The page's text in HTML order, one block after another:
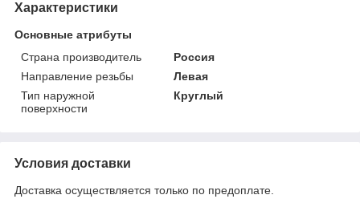
Характеристики
Основные атрибуты
Страна производитель
Россия
Направление резьбы
Левая
Тип наружной
поверхности
Круглый
Условия доставки
Доставка осуществляется только по предоплате.